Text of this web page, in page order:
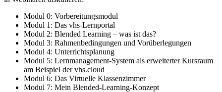
Modul 0: Vorbereitungsmodul
Modul 1: Das vhs-Lernportal
Modul 2: Blended Learning – was ist das?
Modul 3: Rahmenbedingungen und Vorüberlegungen
Modul 4: Unterrichtsplanung
Modul 5: Lernmanagement-System als erweiterter Kursraum
am Beispiel der vhs.cloud
Modul 6: Das Virtuelle Klassenzimmer
Modul 7: Mein Blended-Learning-Konzept